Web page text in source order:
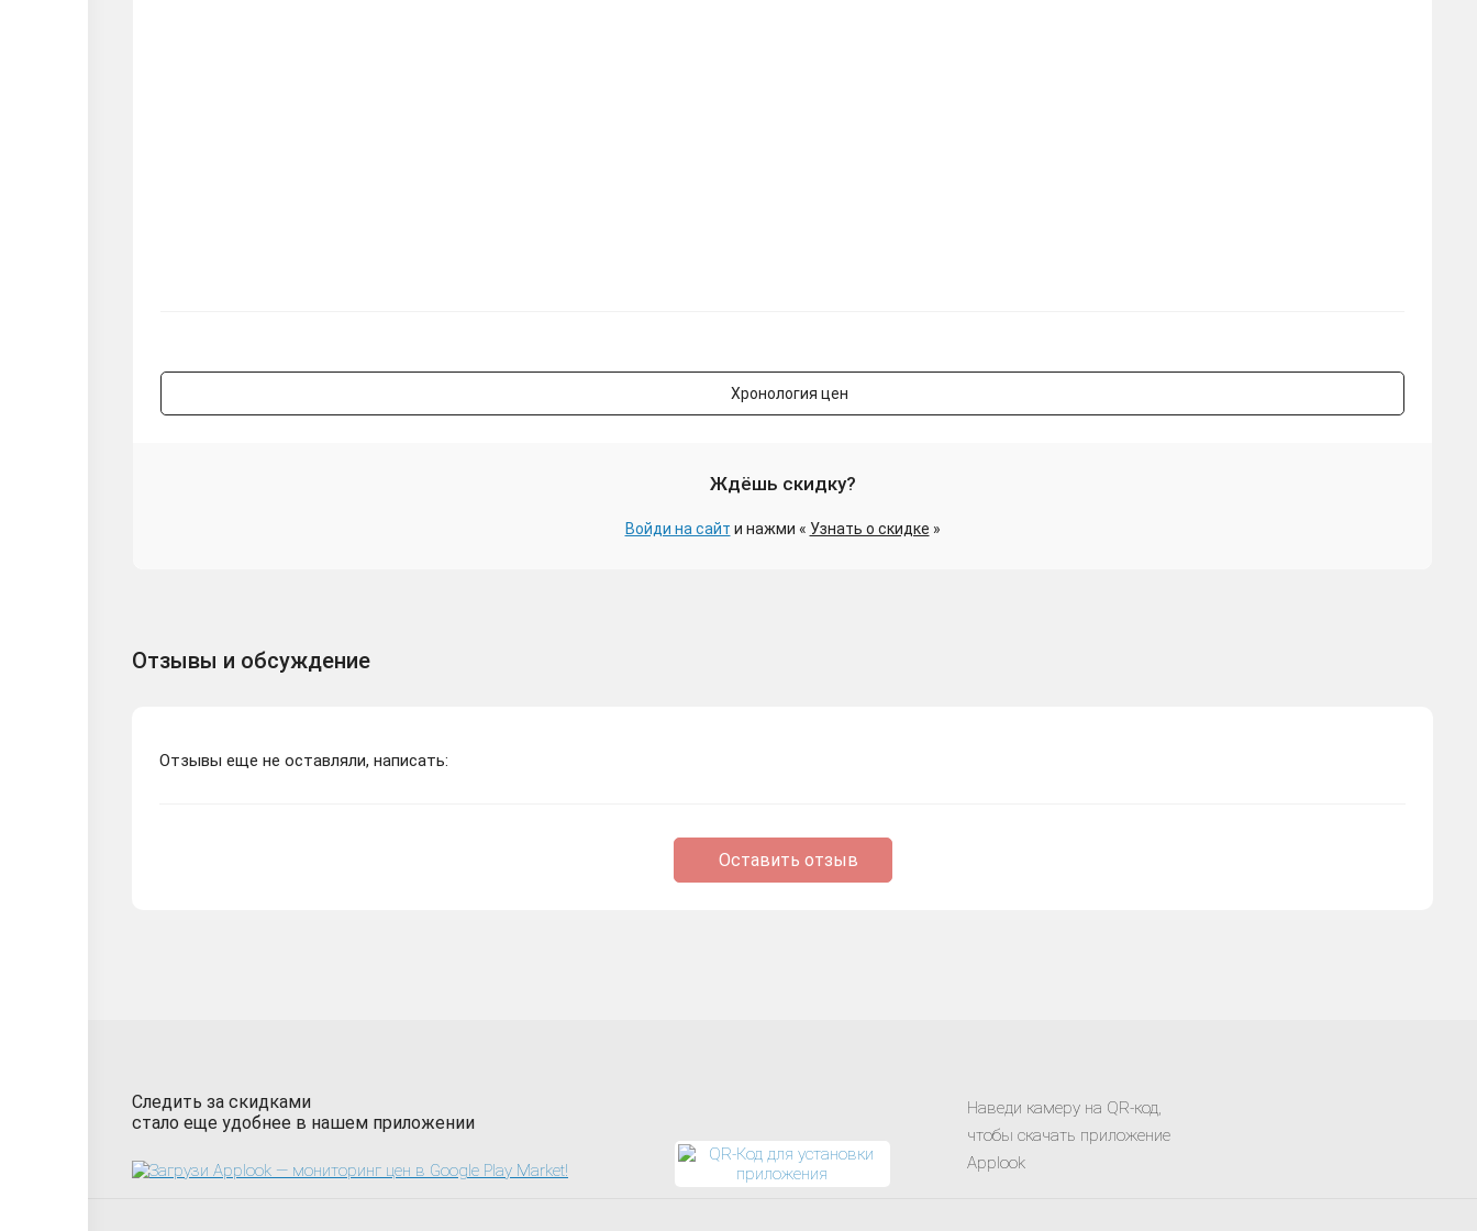
Хронология цен
Ждёшь скидку?
Войди на сайт и нажми « Узнать о скидке »
Отзывы и обсуждение
Отзывы еще не оставляли, написать:
Оставить отзыв
Следить за скидками
стало еще удобнее в нашем приложении
Наведи камеру на QR-код,
чтобы скачать приложение
Applook